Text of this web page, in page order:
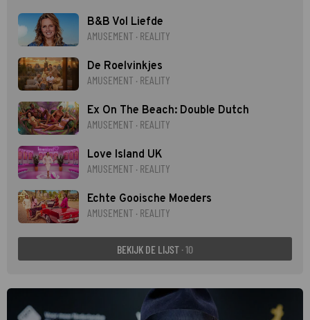
B&B Vol Liefde
AMUSEMENT · REALITY
De Roelvinkjes
AMUSEMENT · REALITY
Ex On The Beach: Double Dutch
AMUSEMENT · REALITY
Love Island UK
AMUSEMENT · REALITY
Echte Gooische Moeders
AMUSEMENT · REALITY
BEKIJK DE LIJST · 10